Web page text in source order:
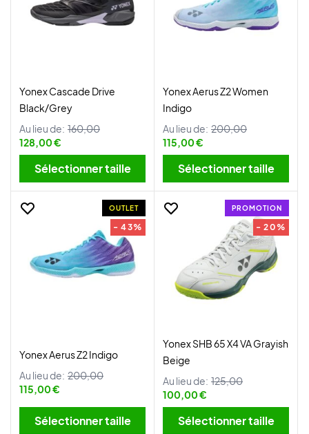
Yonex Cascade Drive
Black/Grey
Au lieu de: 160,00
128,00 €
Sélectionner taille
Yonex Aerus Z2 Women
Indigo
Au lieu de: 200,00
115,00 €
Sélectionner taille
OUTLET
- 43%
Yonex Aerus Z2 Indigo
Au lieu de: 200,00
115,00 €
Sélectionner taille
PROMOTION
- 20%
Yonex SHB 65 X4 VA Grayish
Beige
Au lieu de: 125,00
100,00 €
Sélectionner taille